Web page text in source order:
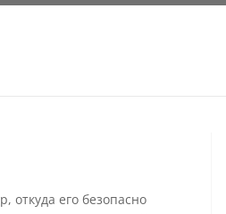
откуда его безопасно